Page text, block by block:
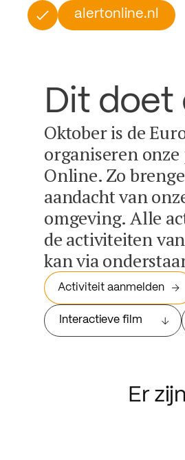
alertonline.nl
Dit doet
Oktober is de
organiseren
Online. Zo
aandacht van
omgeving. Alle
de activiteiten
kan via
Activiteit aanmelden
Interactieve film
Er